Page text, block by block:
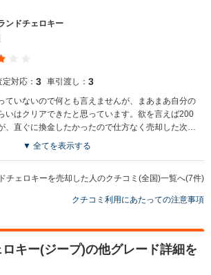
ンドチェロキー
定対応： 3 車引渡し： 3
ていないので何とも言えませんが、まあまあ自分の
いはクリアできたと思っています。欲を言えば200
、直ぐに換金したかったので仕方なく売却した次第
▼ 全てを表示する
チェロキーを売却した人のクチコミ(全国)一覧へ(7件)
クチコミ利用にあたっての注意事項
キー(ジープ)の他グレード詳細を